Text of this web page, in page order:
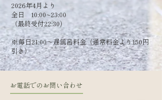
2026年4月より
全日 10:00~23:00
（最終受付22:30）
​※毎日21:00～遅風呂料金（通常料金より150円
引き）
お電話でのお問い合わせ